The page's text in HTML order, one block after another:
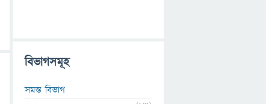
বিভাগসমূহ
সমস্ত বিভাগ